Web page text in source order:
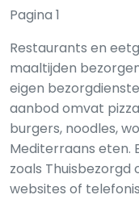
Pagina 1
Restaurants en
maaltijden
eigen
aanbod omvat
burgers, noodles,
Mediterraans eten.
zoals Thuisbezorgd
websites of